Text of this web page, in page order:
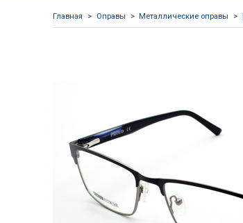
Главная Оправы Металлические оправы